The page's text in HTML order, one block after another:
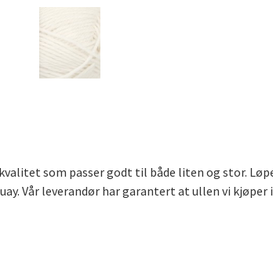
som passer godt til både liten og stor.
Vår leverandør har garantert at ullen vi